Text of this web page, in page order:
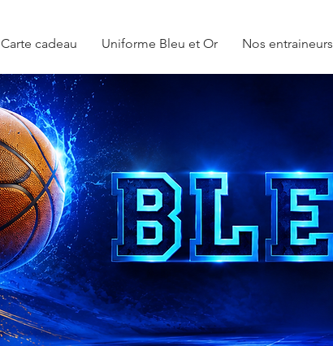
Carte cadeau Uniforme Bleu et Or Nos entraineurs